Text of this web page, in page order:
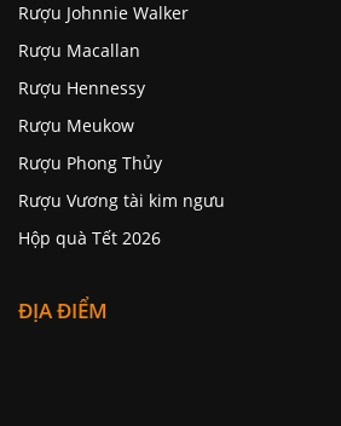
Rượu Johnnie Walker
Rượu Macallan
Rượu Hennessy
Rượu Meukow
Rượu Phong Thủy
Rượu Vương tài kim ngưu
Hộp quà Tết 2026
ĐỊA ĐIỂM